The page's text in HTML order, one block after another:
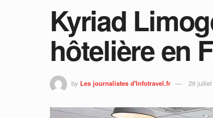
Kyriad
hôtelière en
by Les journalistes d'Infotravel.fr 29